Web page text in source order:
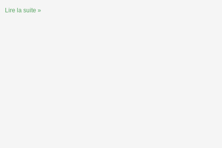
Lire la suite »